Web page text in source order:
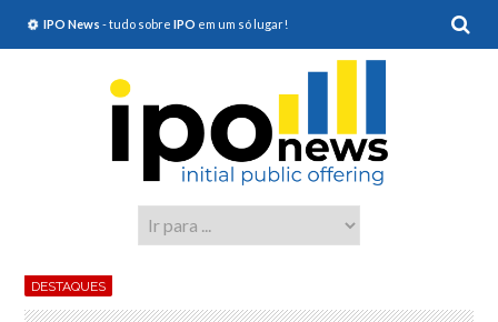
IPO News - tudo sobre IPO em um só lugar!
DESTAQUES